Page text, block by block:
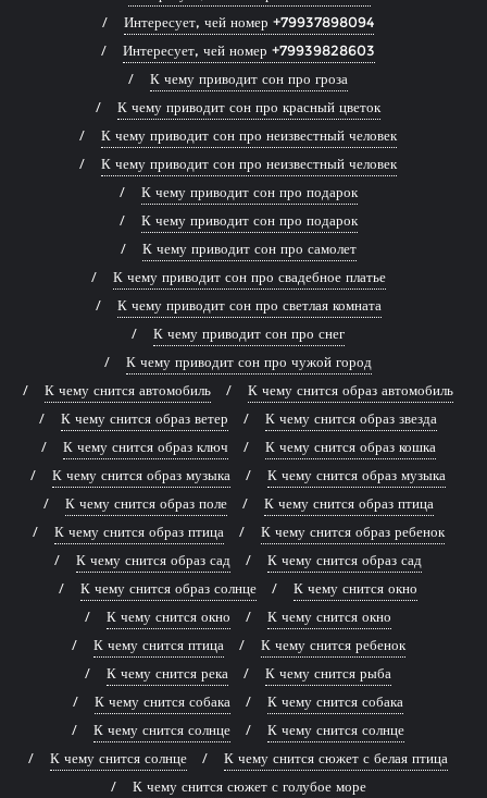
Интересует, чей номер +79937898094
Интересует, чей номер +79939828603
К чему приводит сон про гроза
К чему приводит сон про красный цветок
К чему приводит сон про неизвестный человек
К чему приводит сон про неизвестный человек
К чему приводит сон про подарок
К чему приводит сон про подарок
К чему приводит сон про самолет
К чему приводит сон про свадебное платье
К чему приводит сон про светлая комната
К чему приводит сон про снег
К чему приводит сон про чужой город
К чему снится автомобиль
К чему снится образ автомобиль
К чему снится образ ветер
К чему снится образ звезда
К чему снится образ ключ
К чему снится образ кошка
К чему снится образ музыка
К чему снится образ музыка
К чему снится образ поле
К чему снится образ птица
К чему снится образ птица
К чему снится образ ребенок
К чему снится образ сад
К чему снится образ сад
К чему снится образ солнце
К чему снится окно
К чему снится окно
К чему снится окно
К чему снится птица
К чему снится ребенок
К чему снится река
К чему снится рыба
К чему снится собака
К чему снится собака
К чему снится солнце
К чему снится солнце
К чему снится солнце
К чему снится сюжет с белая птица
К чему снится сюжет с голубое море